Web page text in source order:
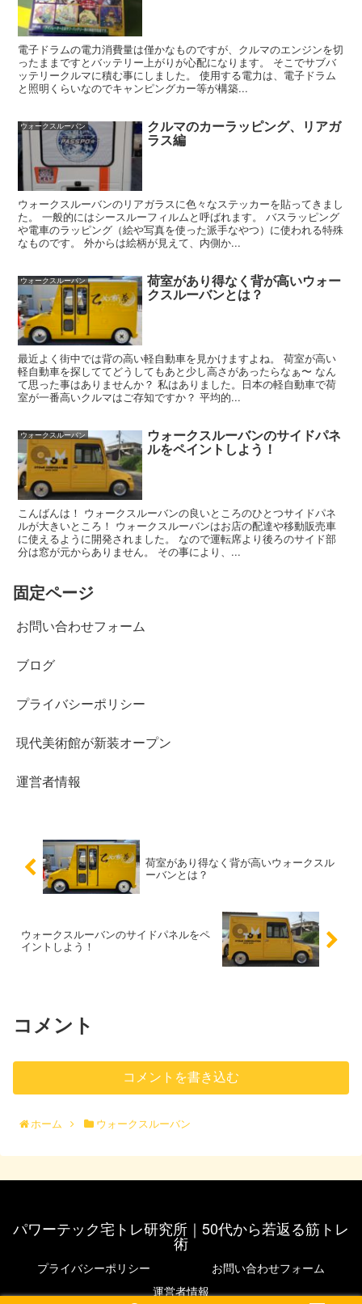
電子ドラムの電力消費量は僅かなものですが、クルマのエンジンを切
ったままですとバッテリー上がりが心配になります。 そこでサブバ
ッテリークルマに積む事にしました。 使用する電力は、電子ドラム
と照明くらいなのでキャンピングカー等が構築...
ウォークスルーバン クルマのカーラッピング、リアガ
ラス編
ウォークスルーバンのリアガラスに色々なステッカーを貼ってきまし
た。 一般的にはシースルーフィルムと呼ばれます。 バスラッピング
や電車のラッピング（絵や写真を使った派手なやつ）に使われる特殊
なものです。 外からは絵柄が見えて、内側か...
ウォークスルーバン 荷室があり得なく背が高いウォー
クスルーバンとは？
最近よく街中では背の高い軽自動車を見かけますよね。 荷室が高い
軽自動車を探しててどうしてもあと少し高さがあったらなぁ〜 なん
て思った事はありませんか？ 私はありました。日本の軽自動車で荷
室が一番高いクルマはご存知ですか？ 平均的...
ウォークスルーバン ウォークスルーバンのサイドパネ
ルをペイントしよう！
こんばんは！ ウォークスルーバンの良いところのひとつサイドパネ
ルが大きいところ！ ウォークスルーバンはお店の配達や移動販売車
に使えるように開発されました。 なので運転席より後ろのサイド部
分は窓が元からありません。 その事により、...
固定ページ
お問い合わせフォーム
ブログ
プライバシーポリシー
現代美術館が新装オープン
運営者情報
荷室があり得なく背が高いウォークスル
ーバンとは？
ウォークスルーバンのサイドパネルをペ
イントしよう！
コメント
コメントを書き込む
ホーム ウォークスルーバン
パワーテック宅トレ研究所｜50代から若返る筋トレ
術
プライバシーポリシー
お問い合わせフォーム
運営者情報